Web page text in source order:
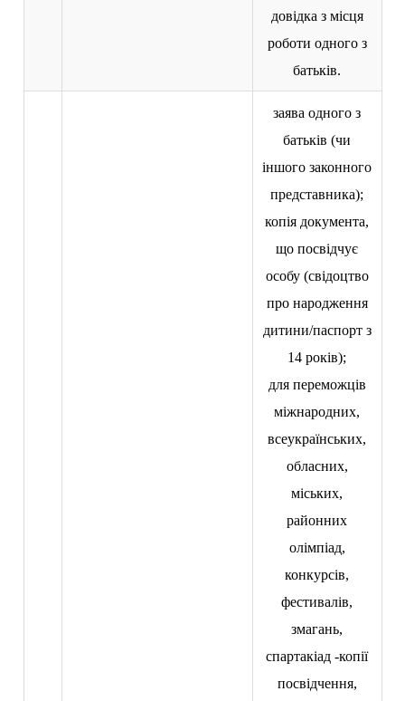
довідка з місця
роботи одного з
батьків.
заява одного з
батьків (чи
іншого законного
представника);
копія документа,
що посвідчує
особу (свідоцтво
про народження
дитини/паспорт з
14 років);
для переможців
міжнародних,
всеукраїнських,
обласних,
міських,
районних
олімпіад,
конкурсів,
фестивалів,
змагань,
спартакіад -копії
посвідчення,